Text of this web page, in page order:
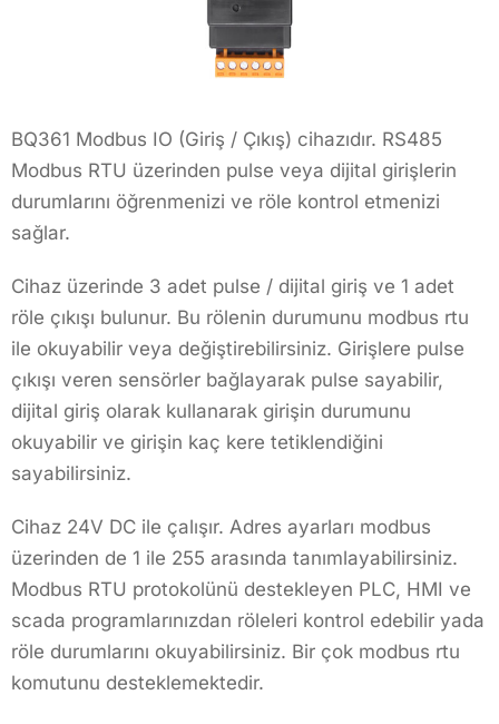
BQ361 Modbus IO (Giriş / Çıkış) cihazıdır. RS485
Modbus RTU üzerinden pulse veya dijital girişlerin
durumlarını öğrenmenizi ve röle kontrol etmenizi
sağlar.
Cihaz üzerinde 3 adet pulse / dijital giriş ve 1 adet
röle çıkışı bulunur. Bu rölenin durumunu modbus rtu
ile okuyabilir veya değiştirebilirsiniz. Girişlere pulse
çıkışı veren sensörler bağlayarak pulse sayabilir,
dijital giriş olarak kullanarak girişin durumunu
okuyabilir ve girişin kaç kere tetiklendiğini
sayabilirsiniz.
Cihaz 24V DC ile çalışır. Adres ayarları modbus
üzerinden de 1 ile 255 arasında tanımlayabilirsiniz.
Modbus RTU protokolünü destekleyen PLC, HMI ve
scada programlarınızdan röleleri kontrol edebilir yada
röle durumlarını okuyabilirsiniz. Bir çok modbus rtu
komutunu desteklemektedir.